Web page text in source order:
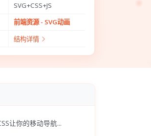
SVG+CSS+JS
前端资源 - SVG动画
结构详情
让你的移动导航...